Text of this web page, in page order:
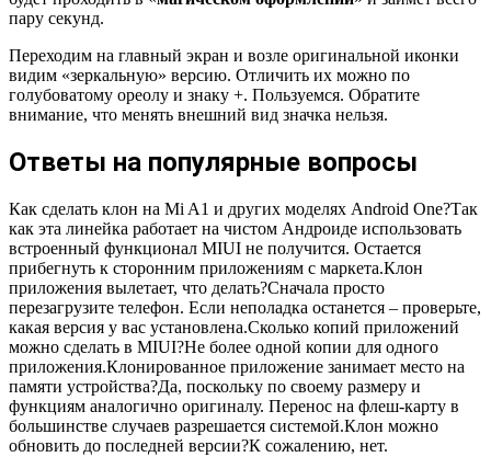
пару секунд.
Переходим на главный экран и возле оригинальной иконки
видим «зеркальную» версию. Отличить их можно по
голубоватому ореолу и знаку +. Пользуемся. Обратите
внимание, что менять внешний вид значка нельзя.
Ответы на популярные вопросы
Как сделать клон на Mi A1 и других моделях Android One?Так
как эта линейка работает на чистом Андроиде использовать
встроенный функционал MIUI не получится. Остается
прибегнуть к сторонним приложениям с маркета.Клон
приложения вылетает, что делать?Сначала просто
перезагрузите телефон. Если неполадка останется – проверьте,
какая версия у вас установлена.Сколько копий приложений
можно сделать в MIUI?Не более одной копии для одного
приложения.Клонированное приложение занимает место на
памяти устройства?Да, поскольку по своему размеру и
функциям аналогично оригиналу. Перенос на флеш-карту в
большинстве случаев разрешается системой.Клон можно
обновить до последней версии?К сожалению, нет.